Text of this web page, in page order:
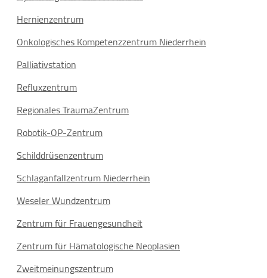
Hernienzentrum
Onkologisches Kompetenzzentrum Niederrhein
Palliativstation
Refluxzentrum
Regionales TraumaZentrum
Robotik-OP-Zentrum
Schilddrüsenzentrum
Schlaganfallzentrum Niederrhein
Weseler Wundzentrum
Zentrum für Frauengesundheit
Zentrum für Hämatologische Neoplasien
Zweitmeinungszentrum